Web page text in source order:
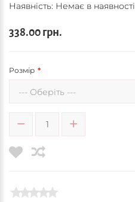
Наявність: Немає в наявності
338.00 грн.
Розмір
--- Оберіть ---